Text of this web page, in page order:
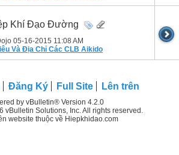
Khí Đạo Đường
05-16-2015 11:08 AM
Và Địa Chỉ Các CLB Aikido
Đăng Ký Full Site Lên trên
by vBulletin® Version 4.2.0
vBulletin Solutions, Inc. All rights reserved.
website thuộc về Hiepkhidao.com